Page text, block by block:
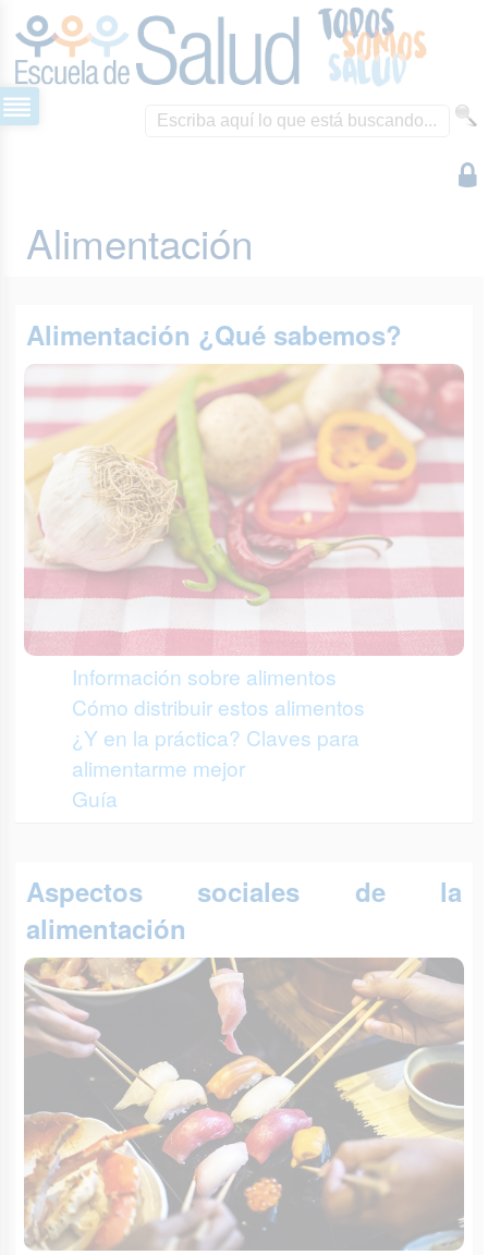
Alimentación
Alimentación ¿Qué sabemos?
Información sobre alimentos
Cómo distribuir estos alimentos
¿Y en la práctica? Claves para
alimentarme mejor
Guía
Aspectos sociales de la
alimentación